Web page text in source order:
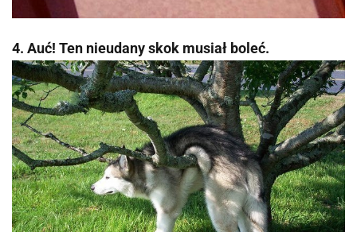
4. Auć! Ten nieudany skok musiał boleć.